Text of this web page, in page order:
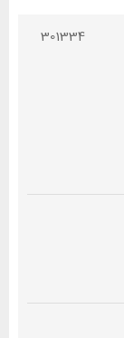
301334